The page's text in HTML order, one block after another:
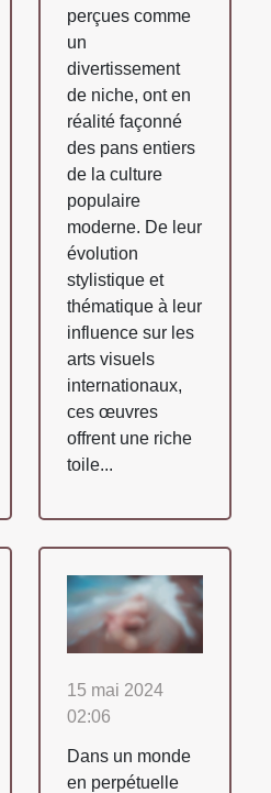
perçues comme
un
divertissement
de niche, ont en
réalité façonné
des pans entiers
de la culture
populaire
moderne. De leur
évolution
stylistique et
thématique à leur
influence sur les
arts visuels
internationaux,
ces œuvres
offrent une riche
toile...
15 mai 2024
02:06
Dans un monde
en perpétuelle